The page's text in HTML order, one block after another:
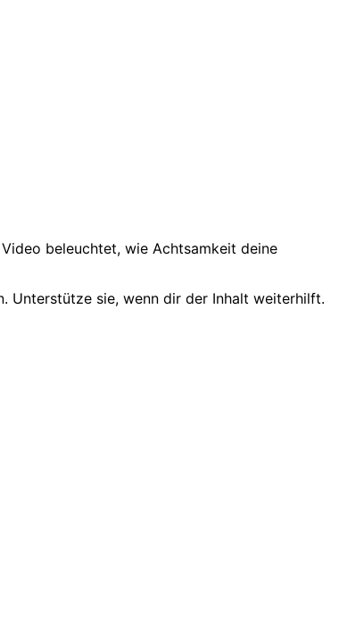
beleuchtet, wie Achtsamkeit deine
Unterstütze sie, wenn dir der Inhalt weiterhilft.